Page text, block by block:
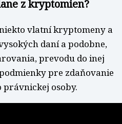
z kryptomien?
vlatní kryptomeny a
daní a podobne,
prevodu do inej
pre zdaňovanie
osoby.